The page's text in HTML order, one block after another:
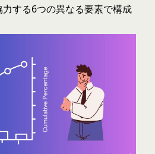
する6つの異なる要素で構成